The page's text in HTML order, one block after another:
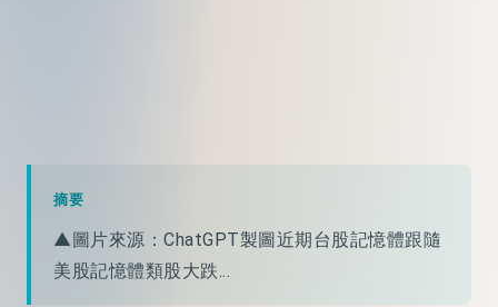
摘要
▲圖片來源：ChatGPT製圖近期台股記憶體跟隨
美股記憶體類股大跌...